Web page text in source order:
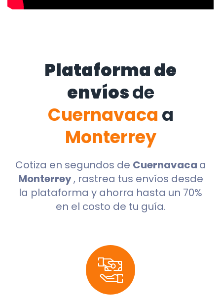
Plataforma de
envíosde
Cuernavaca a
Monterrey
Cotiza en segundos de Cuernavaca a
Monterrey, rastrea tus envíos desde
la plataforma y ahorra hasta un 70%
en el costo de tu guía.